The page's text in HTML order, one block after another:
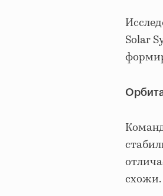
Solar
схожи.